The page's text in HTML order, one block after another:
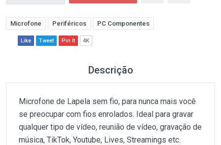
Microfone Periféricos PC Componentes
Like Tweet Pin It 4K
Descrição
Microfone de Lapela sem fio, para nunca mais você
se preocupar com fios enrolados. Ideal para gravar
qualquer tipo de vídeo, reunião de vídeo, gravação de
música, TikTok, Youtube, Lives, Streamings etc.